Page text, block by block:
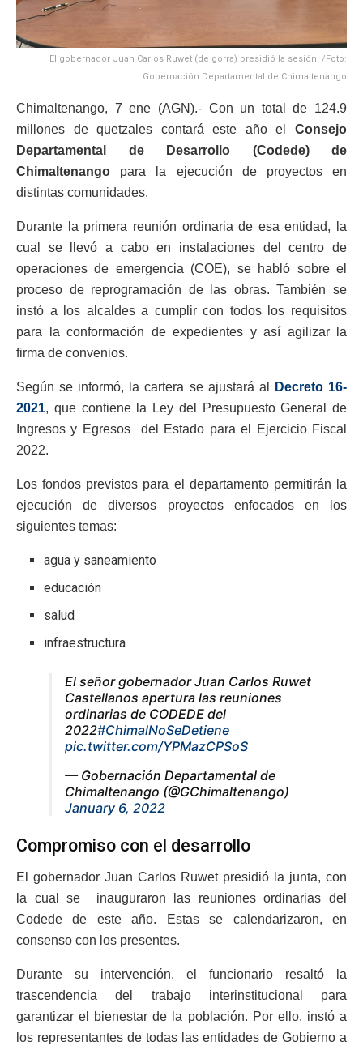
El gobernador Juan Carlos Ruwet (de gorra) presidió la sesión. /Foto:
Gobernación Departamental de Chimaltenango
Chimaltenango, 7 ene (AGN).- Con un total de 124.9
millones de quetzales contará este año el
Consejo
Departamental de Desarrollo (Codede) de
Chimaltenango para la ejecución de proyectos en
distintas comunidades.
Durante la primera reunión ordinaria de esa entidad, la
cual se llevó a cabo en instalaciones del centro de
operaciones de emergencia (COE), se habló sobre el
proceso de reprogramación de las obras. También se
instó a los alcaldes a cumplir con todos los requisitos
para la conformación de expedientes y así agilizar la
firma de convenios.
Según se informó, la cartera se ajustará al
Decreto 16-
2021, que contiene la Ley del Presupuesto General de
Ingresos y Egresos del Estado para el Ejercicio Fiscal
2022.
Los fondos previstos para el departamento permitirán la
ejecución de diversos proyectos enfocados en los
siguientes temas:
agua y saneamiento
educación
salud
infraestructura
El señor gobernador Juan Carlos Ruwet
Castellanos apertura las reuniones
ordinarias de CODEDE del
2022#ChimalNoSeDetiene
pic.twitter.com/YPMazCPSoS
— Gobernación Departamental de
Chimaltenango (@GChimaltenango)
January 6, 2022
Compromiso con el desarrollo
El gobernador Juan Carlos Ruwet presidió la junta, con
la cual se inauguraron las reuniones ordinarias del
Codede de este año. Estas se calendarizaron, en
consenso con los presentes.
Durante su intervención, el funcionario resaltó la
trascendencia del trabajo interinstitucional para
garantizar el bienestar de la población. Por ello, instó a
los representantes de todas las entidades de Gobierno a